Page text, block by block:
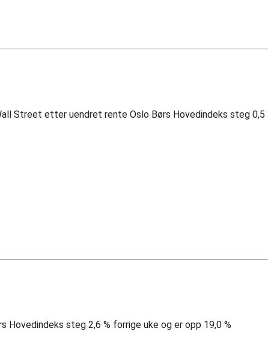
Street etter uendret rente Oslo Børs Hovedindeks steg 0,5
Hovedindeks steg 2,6 % forrige uke og er opp 19,0 %